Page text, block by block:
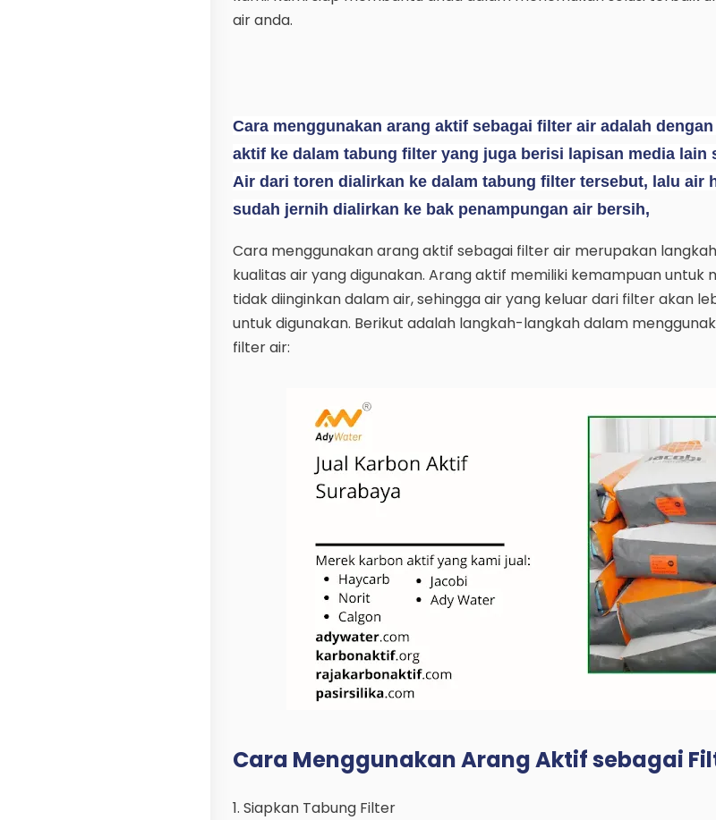
air anda.
Cara menggunakan arang aktif sebagai filter air adalah
aktif ke dalam tabung filter yang juga berisi lapisan media lain
Air dari toren dialirkan ke dalam tabung filter tersebut, lalu air
sudah jernih dialirkan ke bak penampungan air bersih,
Cara menggunakan arang aktif sebagai filter air merupakan
kualitas air yang digunakan. Arang aktif memiliki kemampuan
tidak diinginkan dalam air, sehingga air yang keluar dari filter akan
untuk digunakan. Berikut adalah langkah-langkah dalam
filter air:
Cara Menggunakan Arang Aktif sebagai
1. Siapkan Tabung Filter